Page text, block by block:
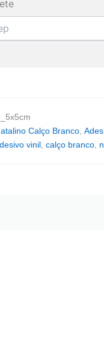
Calço Branco
vinil calço branco